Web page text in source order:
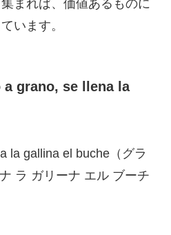
まれば、価値あるものに
います。
a grano, se llena la
la gallina el buche（グラ
ラ ガリーナ エル ブーチ